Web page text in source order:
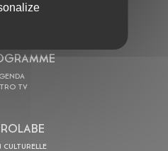
la Politique de confidentialité
TV